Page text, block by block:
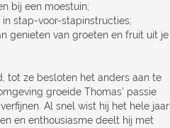
bij een moestuin;
stap-voor-stapinstructies;
genieten van groeten en fruit uit je
tot ze besloten het anders aan te
groeide Thomas’ passie
Al snel wist hij het hele jaar
en enthousiasme deelt hij met